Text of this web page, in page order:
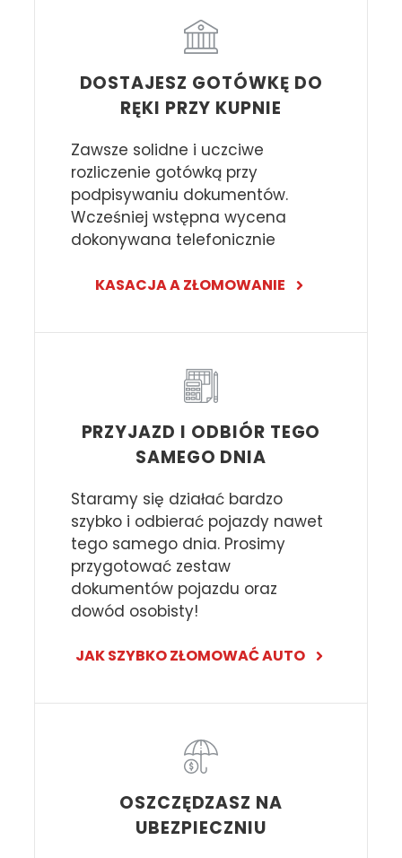
DOSTAJESZ GOTÓWKĘ DO
RĘKI PRZY KUPNIE
Zawsze solidne i uczciwe
rozliczenie gotówką przy
podpisywaniu dokumentów.
Wcześniej wstępna wycena
dokonywana telefonicznie
KASACJA A ZŁOMOWANIE
PRZYJAZD I ODBIÓR TEGO
SAMEGO DNIA
Staramy się działać bardzo
szybko i odbierać pojazdy nawet
tego samego dnia. Prosimy
przygotować zestaw
dokumentów pojazdu oraz
dowód osobisty!
JAK SZYBKO ZŁOMOWAĆ AUTO
OSZCZĘDZASZ NA
UBEZPIECZNIU